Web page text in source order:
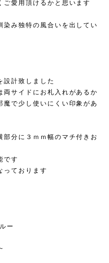
ご愛用頂けるかと思います
染み独特の風合いを出してい
設計致しました
両サイドにお札入れがあるか
魔で少し使いにくい印象があ
部分に３ｍｍ幅のマチ付きお
です
っております
ー